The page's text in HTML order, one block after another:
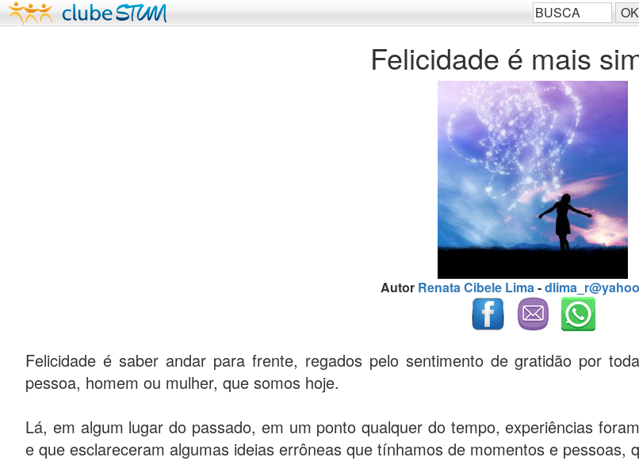
Felicidade é mais
Autor Renata Cibele Lima-
Felicidade é saber andar para frente, regados pelo sentimento de gratidão por
pessoa, homem ou mulher, que somos hoje.
Lá, em algum lugar do passado, em um ponto qualquer do tempo, experiências
e que esclareceram algumas ideias errôneas que tínhamos de momentos e pessoas,